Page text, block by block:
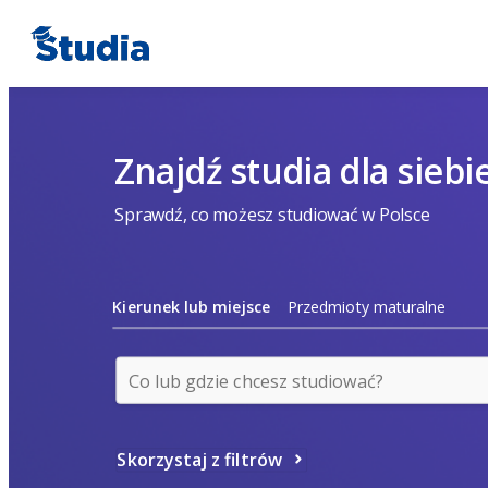
Znajdź studia dla
Sprawdź, co możesz studiować w Polsce
Kierunek lub miejsce Przedmioty maturalne
Skorzystaj z filtrów